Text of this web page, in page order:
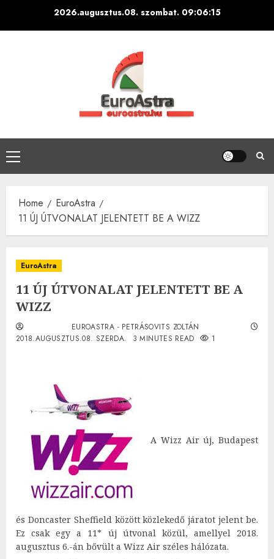
2026.augusztus.08. szombat. 09:06:16
Primary
Menu
Home
EuroAstra
11 ÚJ ÚTVONALAT JELENTETT BE A WIZZ
EuroAstra
11 ÚJ ÚTVONALAT JELENTETT BE A
WIZZ
EUROASTRA - PETRÁSOVITS ZOLTÁN
2018.AUGUSZTUS.08. SZERDA.
3 MINUTES READ 1
A Wizz Air új, Budapest
és Doncaster Sheffield között közlekedő járatot jelent be.
Ez csak egy a 11* új útvonal közül, amellyel 2018.
augusztus 6.-án bővült a Wizz Air széles hálózata.